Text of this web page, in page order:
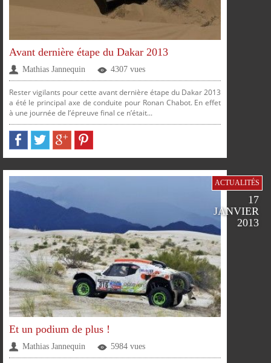
PARTAGERPARTAGERPARTAGERPARTAGER
Avant dernière étape du Dakar 2013
Mathias Jannequin 4307 vues
Rester vigilants pour cette avant dernière étape du Dakar 2013
a été le principal axe de conduite pour Ronan Chabot. En effet
à une journée de l’épreuve final ce n’était...
ACTUALITÉS
17
JANVIER
2013
Et un podium de plus !
Mathias Jannequin 5984 vues